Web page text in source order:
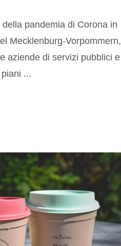
pandemia di Corona in
Mecklenburg-Vorpommern,
aziende di servizi pubblici e
...